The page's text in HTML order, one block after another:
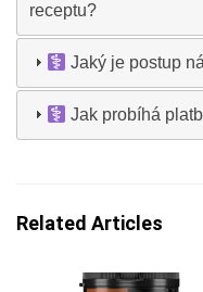
receptu?
Jaký je postup
Jak probíhá
Related Articles